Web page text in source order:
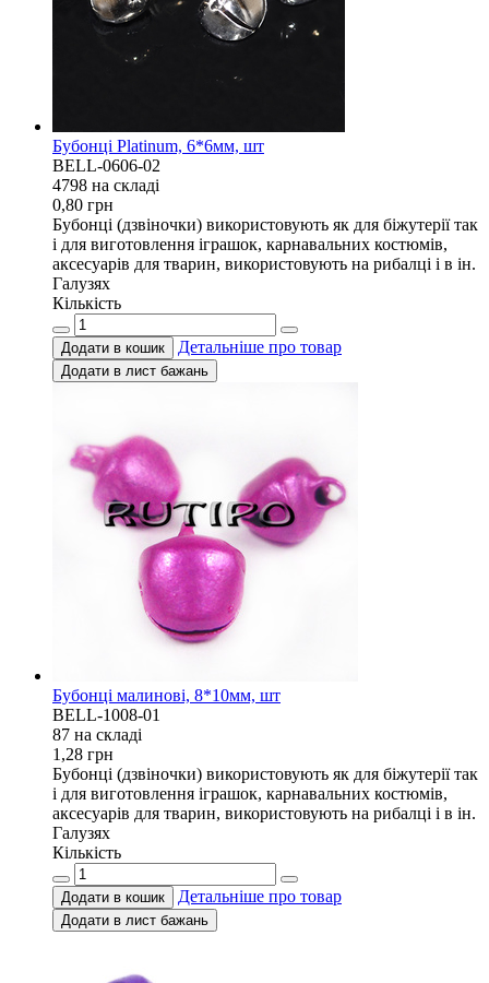
Бубонці Platinum, 6*6мм, шт
BELL-0606-02
4798 на складi
0,80 грн
Бубонці (дзвіночки) використовують як для біжутерії так
і для виготовлення іграшок, карнавальних костюмів,
аксесуарів для тварин, використовують на рибалці і в ін.
Галузях
Кількість
Додати в кошик Детальніше про товар
Додати в лист бажань
Бубонці малинові, 8*10мм, шт
BELL-1008-01
87 на складi
1,28 грн
Бубонці (дзвіночки) використовують як для біжутерії так
і для виготовлення іграшок, карнавальних костюмів,
аксесуарів для тварин, використовують на рибалці і в ін.
Галузях
Кількість
Додати в кошик Детальніше про товар
Додати в лист бажань